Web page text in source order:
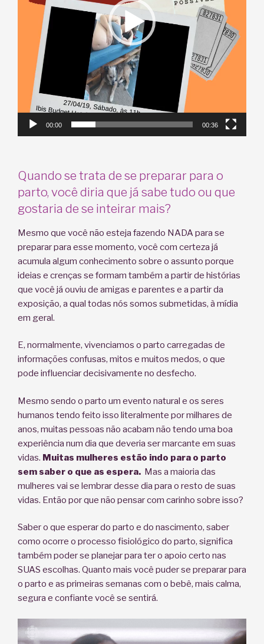
00:00 00:36
Quando se trata de se preparar para o
parto, você diria que já sabe tudo ou que
gostaria de se inteirar mais?
Mesmo que você não esteja fazendo NADA para se
preparar para esse momento, você com certeza já
acumula algum conhecimento sobre o assunto porque
ideias e crenças se formam também a partir de histórias
que você já ouviu de amigas e parentes e a partir da
exposição, a qual todas nós somos submetidas, à mídia
em geral.
E, normalmente, vivenciamos o parto carregadas de
informações confusas, mitos e muitos medos, o que
pode influenciar decisivamente no desfecho.
Mesmo sendo o parto um evento natural e os seres
humanos tendo feito isso literalmente por milhares de
anos, muitas pessoas não acabam não tendo uma boa
experiência num dia que deveria ser marcante em suas
vidas. Muitas mulheres estão indo para o parto
sem saber o que as espera. Mas a maioria das
mulheres vai se lembrar desse dia para o resto de suas
vidas. Então por que não pensar com carinho sobre isso?
Saber o que esperar do parto e do nascimento, saber
como ocorre o processo fisiológico do parto, significa
também poder se planejar para ter o apoio certo nas
SUAS escolhas. Quanto mais você puder se preparar para
o parto e as primeiras semanas com o bebê, mais calma,
segura e confiante você se sentirá.